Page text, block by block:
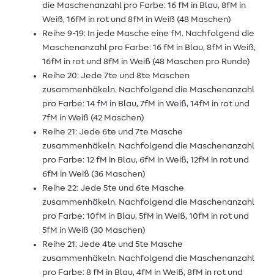
die Maschenanzahl pro Farbe: 16 fM in Blau, 8fM in
Weiß, 16fM in rot und 8fM in Weiß (48 Maschen)
Reihe 9-19: In jede Masche eine fM. Nachfolgend die
Maschenanzahl pro Farbe: 16 fM in Blau, 8fM in Weiß,
16fM in rot und 8fM in Weiß (48 Maschen pro Runde)
Reihe 20: Jede 7te und 8te Maschen
zusammenhäkeln. Nachfolgend die Maschenanzahl
pro Farbe: 14 fM in Blau, 7fM in Weiß, 14fM in rot und
7fM in Weiß (42 Maschen)
Reihe 21: Jede 6te und 7te Masche
zusammenhäkeln. Nachfolgend die Maschenanzahl
pro Farbe: 12 fM in Blau, 6fM in Weiß, 12fM in rot und
6fM in Weiß (36 Maschen)
Reihe 22: Jede 5te und 6te Masche
zusammenhäkeln. Nachfolgend die Maschenanzahl
pro Farbe: 10fM in Blau, 5fM in Weiß, 10fM in rot und
5fM in Weiß (30 Maschen)
Reihe 21: Jede 4te und 5te Masche
zusammenhäkeln. Nachfolgend die Maschenanzahl
pro Farbe: 8 fM in Blau, 4fM in Weiß, 8fM in rot und